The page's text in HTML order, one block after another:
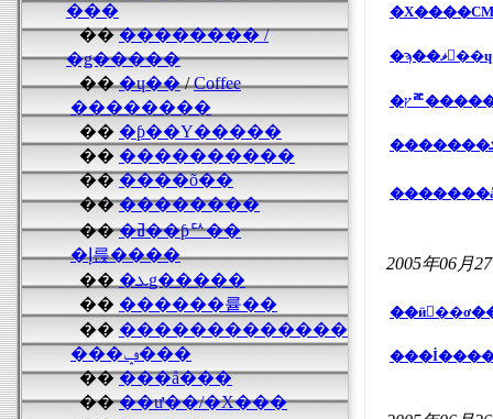
���
���������� /
�ǥ�����
���ɥ��/Coffee
��������
�� �ƥ��Υ�����
�� ����������
������õ��
����������
��
�ߥ��ƥꥢ��
�إ륹����
��
�ܥǥ�����
�� ������륱��
�� �������������
���ݡ���
�����å���
����ư��/�Х���
2005年06月